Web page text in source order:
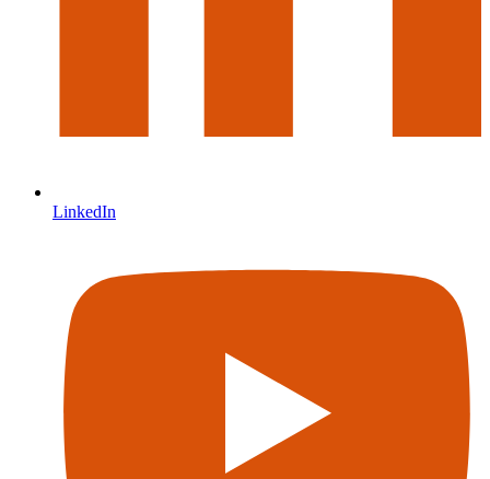
LinkedIn